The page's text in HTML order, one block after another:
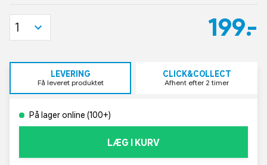
199,-
1
LEVERING
Få leveret produktet
CLICK&COLLECT
Afhent efter 2 timer
På lager online (100+)
LÆG I KURV